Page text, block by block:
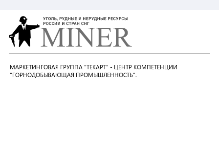
МАРКЕТИНГОВАЯ ГРУППА "ТЕКАРТ" - ЦЕНТР КОМПЕТЕНЦИИ
"ГОРНОДОБЫВАЮЩАЯ ПРОМЫШЛЕННОСТЬ".